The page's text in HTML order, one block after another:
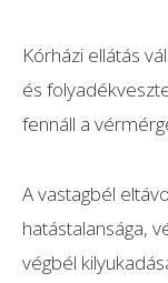
Kórházi ellátás
és
fennáll a
A vastagbél
hatástalansága,
végbél